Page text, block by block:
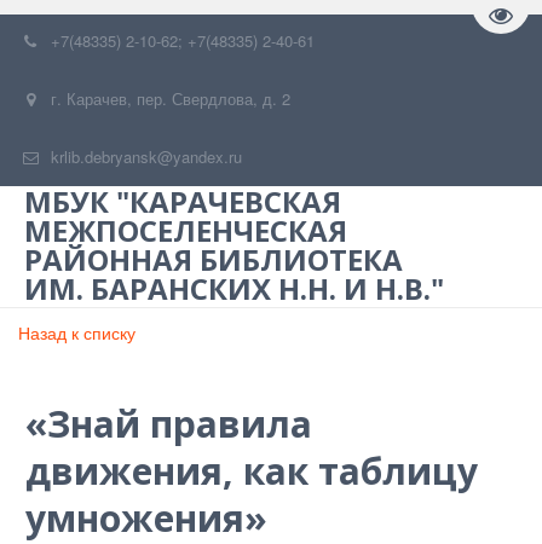
+7(48335) 2-10-62; +7(48335) 2-40-61
г. Карачев, пер. Свердлова, д. 2
krlib.debryansk@yandex.ru
МБУК "КАРАЧЕВСКАЯ
МЕЖПОСЕЛЕНЧЕСКАЯ
РАЙОННАЯ БИБЛИОТЕКА
ИМ. БАРАНСКИХ Н.Н. И Н.В."
Назад к списку
«Знай правила
движения, как таблицу
умножения»